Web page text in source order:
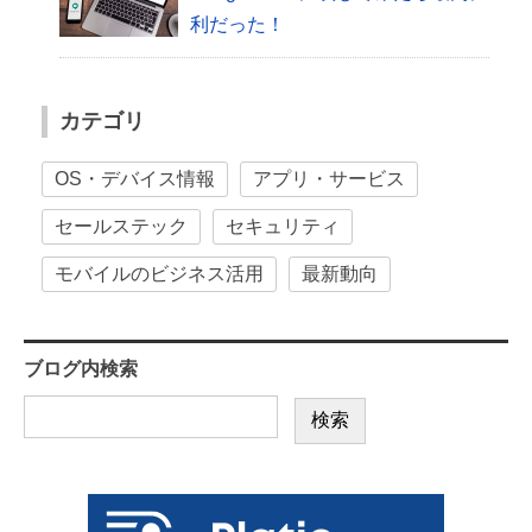
利だった！
カテゴリ
OS・デバイス情報 アプリ・サービス
セールステック セキュリティ
モバイルのビジネス活用 最新動向
ブログ内検索